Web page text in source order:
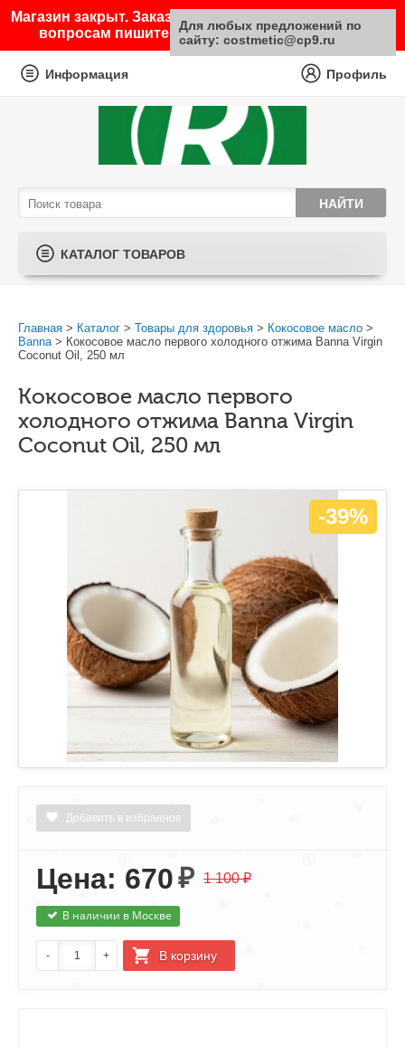
Магазин закрыт. Заказы не принимаются. По любым
вопросам пишите на почту sale@costmetic.ru
Информация Профиль
КАТАЛОГ ТОВАРОВ
Главная > Каталог > Товары для здоровья > Кокосовое масло >
Banna> Кокосовое масло первого холодного отжима Banna Virgin
Coconut Oil, 250 мл
Кокосовое масло первого
холодного отжима Banna Virgin
Coconut Oil, 250 мл
-39%
Добавить в избранное
Цена: 670₽ 1 100 ₽
В наличии в Москве
Для любых предложений по
сайту: costmetic@cp9.ru